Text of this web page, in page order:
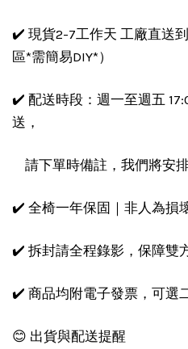
✔️ 現貨2-7工作天 工廠直送
區*需簡易DIY*）
✔️ 配送時段：週一至週五
送，
請下單時備註，我們將安
✔️ 全椅一年保固｜非人為損
✔️ 拆封請全程錄影，保障雙
✔️ 商品均附電子發票，可選
😊 出貨與配送提醒